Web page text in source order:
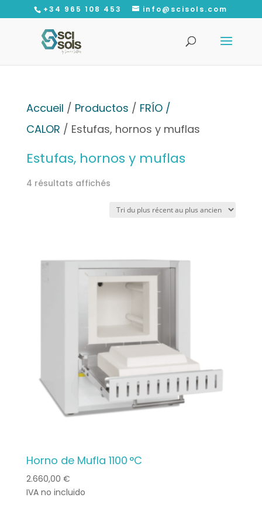
+34 965 108 453 info@scisols.com
Recherche
de
produits
Accueil / Productos / FRÍO /
CALOR / Estufas, hornos y muflas
Estufas, hornos y muflas
4 résultats affichésTrié
au
plus
Horno de Mufla 1100 °C
2.660,00 €
IVA no incluido